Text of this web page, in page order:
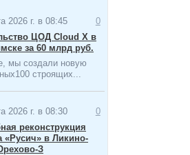
2026 г. в 08:45
0
ЦОД Cloud X в
за 60 млрд руб.
мы создали новую
строящих...
2026 г. в 08:30
0
​реконструкция
«Русич» в Ликино-
З